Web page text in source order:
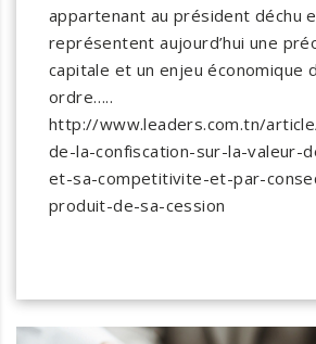
appartenant au président déchu
représentent aujourd’hui une
capitale et un enjeu économique
ordre…..
http://www.leaders.com.tn/
de-la-confiscation-sur-la-valeur-
et-sa-competitivite-et-par-
produit-de-sa-cession